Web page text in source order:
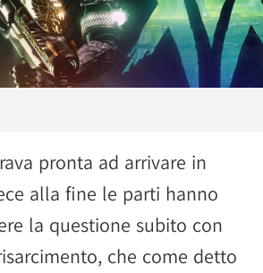
pronta ad arrivare in
alla fine le parti hanno
la questione subito con
che come detto